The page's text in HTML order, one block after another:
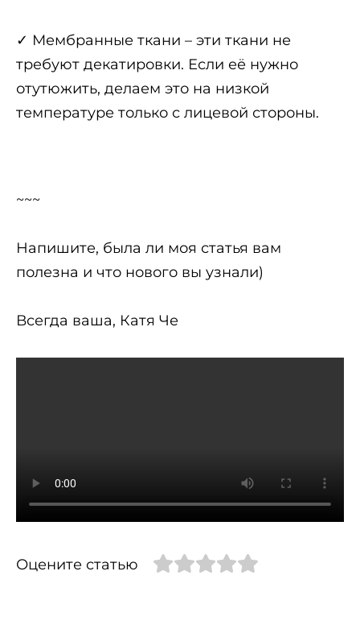
✓ Мембранные ткани – эти ткани не
требуют декатировки. Если её нужно
отутюжить, делаем это на низкой
температуре только с лицевой стороны.
~~~
Напишите, была ли моя статья вам
полезна и что нового вы узнали)
Всегда ваша, Катя Че
Оцените статью